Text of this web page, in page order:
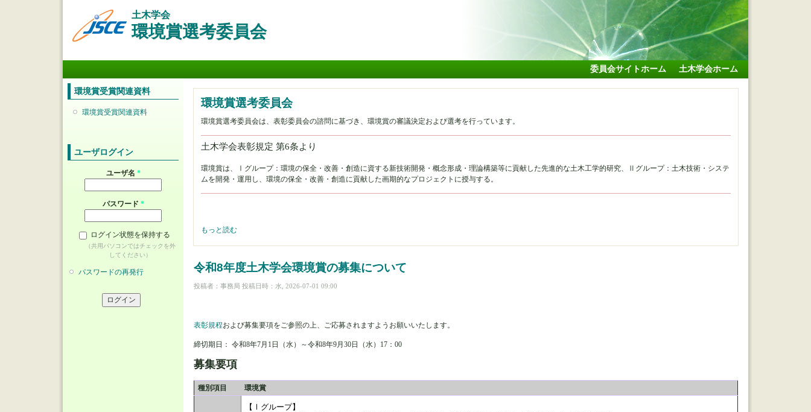
ツ
動
土木学会
環境賞選考委員会
委員会サイトホーム 土木学会ホーム
環境賞受賞関連資料
環境賞受賞関連資料
ユーザログイン
ユーザ名 *
パスワード *
ログイン状態を保持する
（共用パソコンではチェックを外
してください）
パスワードの再発行
環境賞選考委員会
環境賞選考委員会は、表彰委員会の諮問に基づき、環境賞の審議決定および選考を行っています。
土木学会表彰規定 第6条より
環境賞は、Ⅰグループ：環境の保全・改善・創造に資する新技術開発・概念形成・理論構築等に貢献した先進的な土木工学的研究、Ⅱグループ：土木技術・システ
ムを開発・運用し、環境の保全・改善・創造に貢献した画期的なプロジェクトに授与する。
環境賞選考委員会 について
もっと読む
令和8年度土木学会環境賞の募集について
投稿者： 事務局 投稿日時：水, 2026-07-01 09:00
表彰規程および募集要項をご参照の上、ご応募されますようお願いいたします。
締切期日： 令和8年7月1日（水）～令和8年9月30日（水）17：00
募集要項
種別項目 環境賞
【Ⅰグループ】